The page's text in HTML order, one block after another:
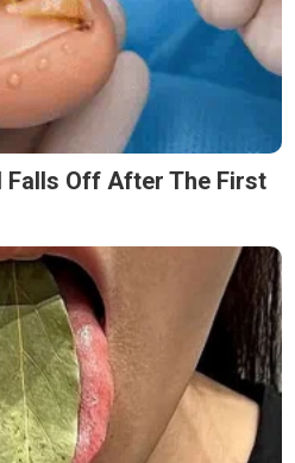
Falls Off After The First